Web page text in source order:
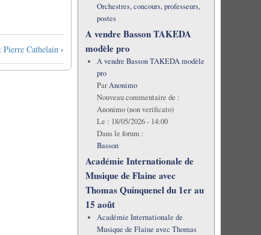
Pierre Cathelain ›
Orchestres, concours, professeurs,
postes
A vendre Basson TAKEDA
modèle pro
A vendre Basson TAKEDA modèle
pro
ParAnonimo
Nouveau commentaire de :
Anonimo (non verificato)
Le : 18/05/2026 - 14:00
Dans le forum :
Basson
Académie Internationale de
Musique de Flaine avec
Thomas Quinquenel du 1er au
15 août
Académie Internationale de
Musique de Flaine avec Thomas